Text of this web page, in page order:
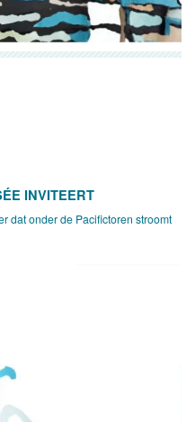
INVITEERT
dat onder de Pacifictoren stroomt